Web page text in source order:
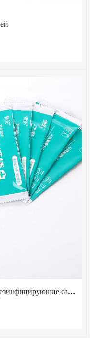
Используете ли вы подходящие дезинфицирующие салфетки?